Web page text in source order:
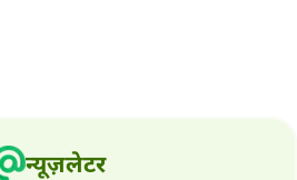
न्यूज़लेटर